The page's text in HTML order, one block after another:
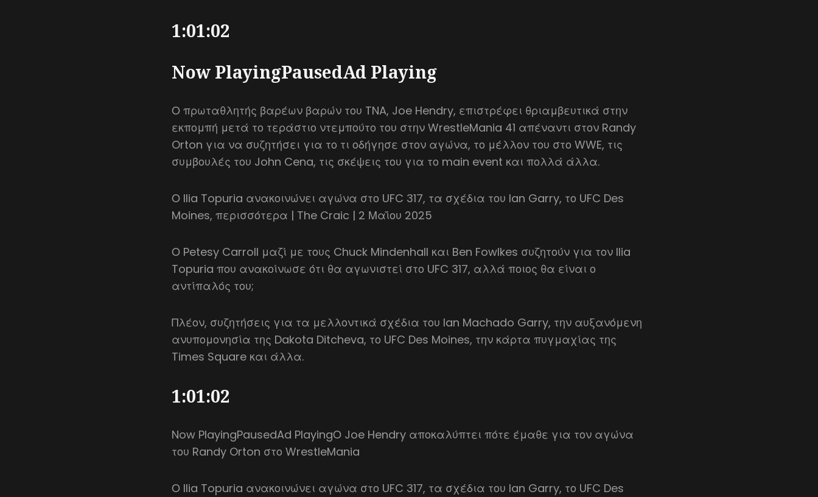
1:01:02
Now PlayingPausedAd Playing
Ο πρωταθλητής βαρέων βαρών του TNA, Joe Hendry, επιστρέφει θριαμβευτικά στην
εκπομπή μετά το τεράστιο ντεμπούτο του στην WrestleMania 41 απέναντι στον Randy
Orton για να συζητήσει για το τι οδήγησε στον αγώνα, το μέλλον του στο WWE, τις
συμβουλές του John Cena, τις σκέψεις του για το main event και πολλά άλλα.
Ο Ilia Topuria ανακοινώνει αγώνα στο UFC 317, τα σχέδια του Ian Garry, το UFC Des
Moines, περισσότερα | The Craic | 2 Μαΐου 2025
Ο Petesy Carroll μαζί με τους Chuck Mindenhall και Ben Fowlkes συζητούν για τον Ilia
Topuria που ανακοίνωσε ότι θα αγωνιστεί στο UFC 317, αλλά ποιος θα είναι ο
αντίπαλός του;
Πλέον, συζητήσεις για τα μελλοντικά σχέδια του Ian Machado Garry, την αυξανόμενη
ανυπομονησία της Dakota Ditcheva, το UFC Des Moines, την κάρτα πυγμαχίας της
Times Square και άλλα.
1:01:02
Now PlayingPausedAd PlayingΟ Joe Hendry αποκαλύπτει πότε έμαθε για τον αγώνα
του Randy Orton στο WrestleMania
Ο Ilia Topuria ανακοινώνει αγώνα στο UFC 317, τα σχέδια του Ian Garry, το UFC Des